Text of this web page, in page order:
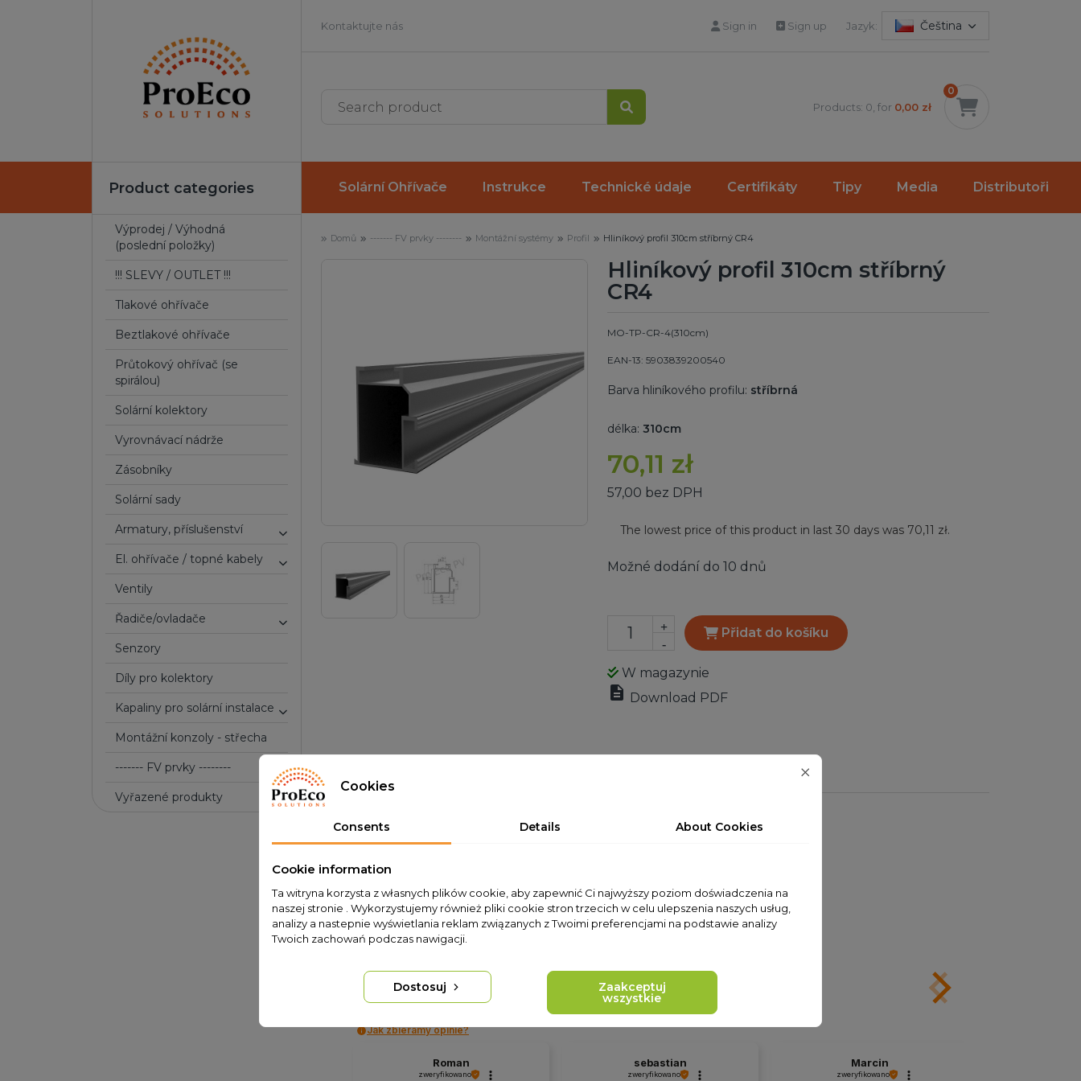
Kontaktujte nás Sign in Sign up Jazyk: Čeština
Vyhledávání
Products: 0, for 0,00 zł
0
Solární Ohřívače Instrukce Technické údaje Certifikáty Tipy Media Distributoři
Product categories
Výprodej / Výhodná
(poslední položky)
!!! SLEVY / OUTLET !!!
Tlakové ohřívače
Beztlakové ohřívače
Průtokový ohřívač (se
spirálou)
Solární kolektory
Vyrovnávací nádrže
Zásobníky
Solární sady
Armatury, příslušenství
El. ohřívače / topné kabely
ventily
Řadiče/ovladače
Senzory
Díly pro kolektory
Kapaliny pro solární instalace
Montážní konzoly - střecha
------- FV prvky --------
Vyřazené produkty
Domů ------- FV prvky -------- Montážní systémy Profil Hliníkový profil 310cm stříbrný CR4
Hliníkový profil 310cm stříbrný
CR4
MO-TP-CR-4(310cm)
EAN-13: 5903839200540
Barva hliníkového profilu: stříbrná
délka:310cm
70,11 zł
57,00 bez DPH
The lowest price of this product in last 30 days was 70,11 zł.
Možné dodání do 10 dnů
+
Přidat do košíku
W magazynie
 Download PDF
délka: 310cm
4.9
Na podstawie z całego okresu
Jak zbieramy opinie?
Roman
zweryfikowano
sebastian
zweryfikowano
Marcin
zweryfikowano
Cookies
Consents Details About Cookies
Cookie information
Ta witryna korzysta z własnych plików cookie, aby zapewnić Ci najwyższy poziom doświadczenia na
naszej stronie . Wykorzystujemy również pliki cookie stron trzecich w celu ulepszenia naszych usług,
analizy a nastepnie wyświetlania reklam związanych z Twoimi preferencjami na podstawie analizy
Twoich zachowań podczas nawigacji.
Dostosuj Zaakceptuj
wszystkie